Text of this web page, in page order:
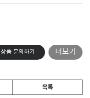
상품 문의하기 더보기
목록